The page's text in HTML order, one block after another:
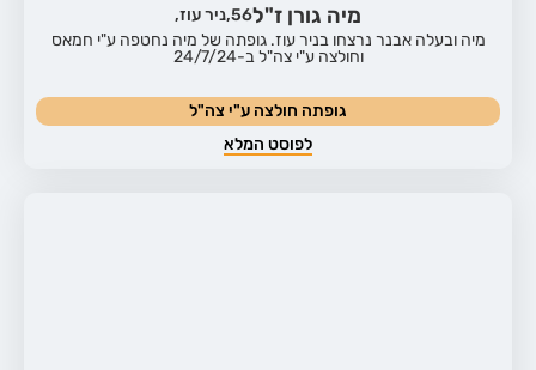
מיה גורן ז"ל56, ניר עוז,
מיה ובעלה אבנר נרצחו בניר עוז. גופתה של מיה נחטפה ע"י חמאס
וחולצה ע"י צה"ל ב-24/7/24
גופתה חולצה ע"י צה"ל
לפוסט המלא